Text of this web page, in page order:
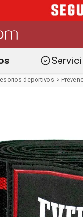
deportivos